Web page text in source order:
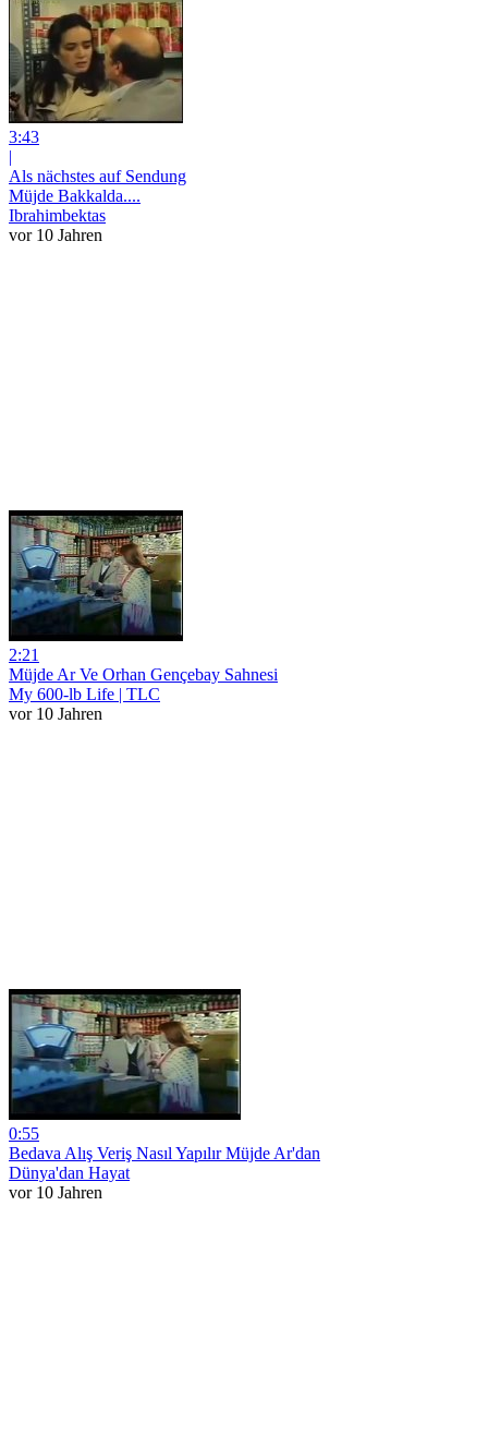
3:43
|
Als nächstes auf Sendung
Müjde Bakkalda....
Ibrahimbektas
vor 10 Jahren
2:21
Müjde Ar Ve Orhan Gençebay Sahnesi
My 600-lb Life | TLC
vor 10 Jahren
0:55
Bedava Alış Veriş Nasıl Yapılır Müjde Ar'dan
Dünya'dan Hayat
vor 10 Jahren